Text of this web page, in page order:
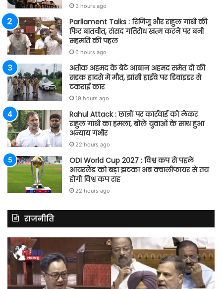
3 hours ago
Parliament Talks : रिजिजू और राहुल गांधी की
फिर बातचीत, संसद गतिरोध खत्म करने पर बनी
सहमति की पहल
6 hours ago
अतीक अहमद के बेटे आबान अहमद समेत दो की
सड़क हादसे में मौत, झांसी हाईवे पर डिवाइडर से
टकराई कार
19 hours ago
Rahul Attack : छात्रों पर कार्रवाई को लेकर
राहुल गांधी का हमला, बोले युवाओं के साथ हुआ
अन्याय गंभीर
22 hours ago
ODI World Cup 2027 : विश्व कप से पहले
आयरलैंड को बड़ा झटका अब क्वालीफायर से तय
होगी विश्व कप राह
22 hours ago
राजनीति